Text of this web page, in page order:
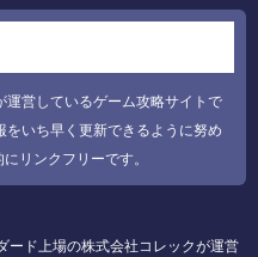
営しているゲーム攻略サイトで
いち早く更新できるように努め
リンクフリーです。
ード上場の株式会社コレックが運営